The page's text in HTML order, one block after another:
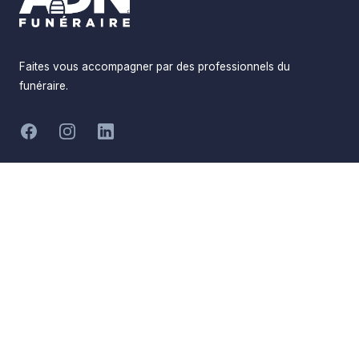
Informations
Faites vous accompagner par des professionnels du
funéraire.
FacebookInstagramLinkedIn